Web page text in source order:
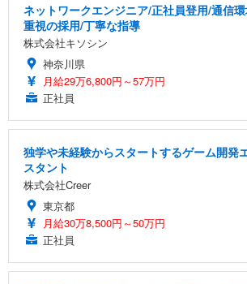
ネットワークエンジニア/正社員登用/通信
重視の採用/丁寧な指導
株式会社キソシン
神奈川県
月給29万6,800円～57万円
正社員
独学や未経験からスタートするゲーム開発
スタント
株式会社Creer
東京都
月給30万8,500円～50万円
正社員